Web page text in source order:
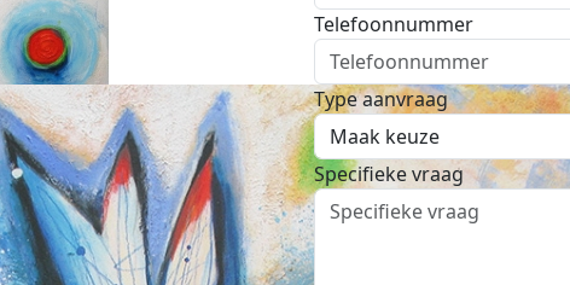
Telefoonnummer
Type aanvraag
Specifieke vraag